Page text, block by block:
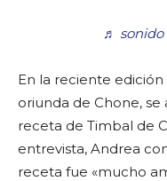
♬ sonido
En la reciente
oriunda de Chone,
receta de Timbal de
entrevista, Andrea
receta fue «mucho